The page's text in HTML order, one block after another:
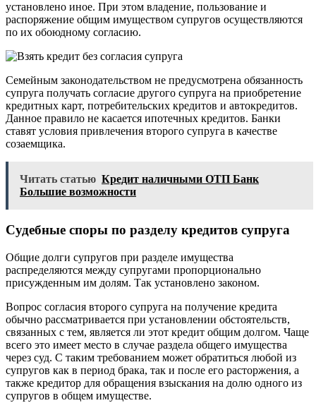
установлено иное. При этом владение, пользование и
распоряжение общим имуществом супругов осуществляются
по их обоюдному согласию.
Семейным законодательством не предусмотрена обязанность
супруга получать согласие другого супруга на приобретение
кредитных карт, потребительских кредитов и автокредитов.
Данное правило не касается ипотечных кредитов. Банки
ставят условия привлечения второго супруга в качестве
созаемщика.
Читать статью Кредит наличными ОТП Банк
Большие возможности
Судебные споры по разделу кредитов супруга
Общие долги супругов при разделе имущества
распределяются между супругами пропорционально
присужденным им долям. Так установлено законом.
Вопрос согласия второго супруга на получение кредита
обычно рассматривается при установлении обстоятельств,
связанных с тем, является ли этот кредит общим долгом. Чаще
всего это имеет место в случае раздела общего имущества
через суд. С таким требованием может обратиться любой из
супругов как в период брака, так и после его расторжения, а
также кредитор для обращения взыскания на долю одного из
супругов в общем имуществе.